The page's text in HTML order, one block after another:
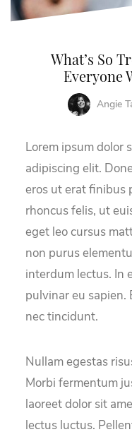
What’s So
Everyone
Angie
Lorem ipsum dolor
adipiscing elit.
eros ut erat finibus
rhoncus felis, ut
eget leo cursus
non purus
interdum lectus. In
pulvinar eu sapien.
nec tincidunt.
Nullam egestas
Morbi fermentum
laoreet dolor sit
lectus luctus.